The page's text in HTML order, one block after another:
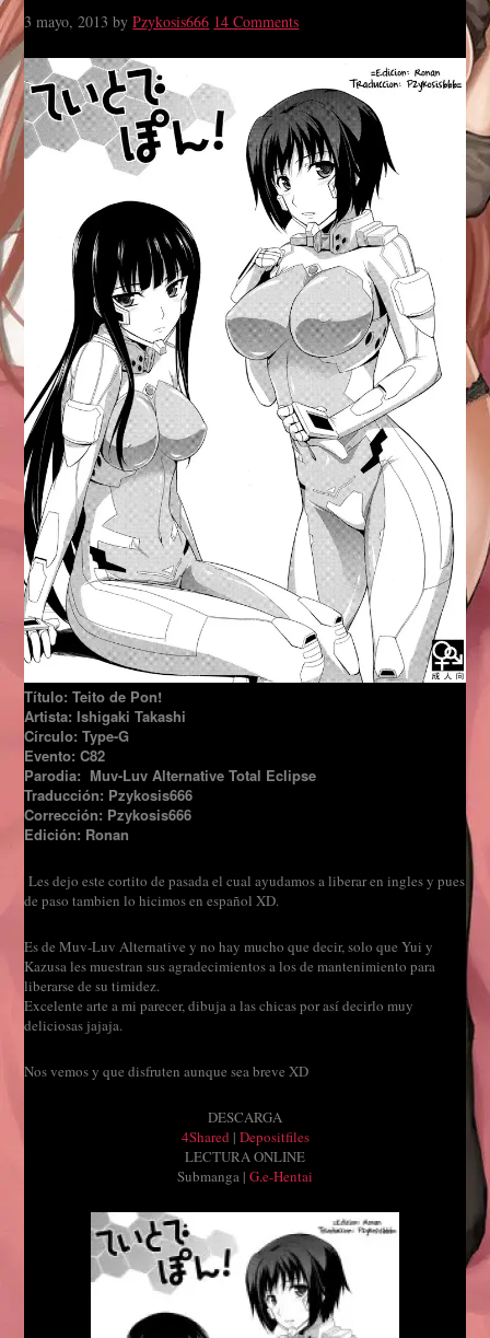
3 mayo, 2013 byPzykosis666 14 Comments
Título: Teito de Pon!
Artista: Ishigaki Takashi
Círculo: Type-G
Evento: C82
Parodia: Muv-Luv Alternative Total Eclipse
Traducción: Pzykosis666
Corrección: Pzykosis666
Edición: Ronan
Les dejo este cortito de pasada el cual ayudamos a liberar en ingles y pues
de paso tambien lo hicimos en español XD.
Es de Muv-Luv Alternative y no hay mucho que decir, solo que Yui y
Kazusa les muestran sus agradecimientos a los de mantenimiento para
liberarse de su timidez.
Excelente arte a mi parecer, dibuja alas chicas por así decirlo muy
deliciosas jajaja.
Nos vemos y que disfruten aunque sea breve XD
DESCARGA
4Shared | Depositfiles
LECTURA ONLINE
Submanga | G.e-Hentai